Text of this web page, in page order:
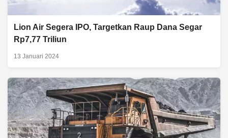
Lion Air Segera IPO, Targetkan Raup Dana Segar
Rp7,77 Triliun
13 Januari 2024